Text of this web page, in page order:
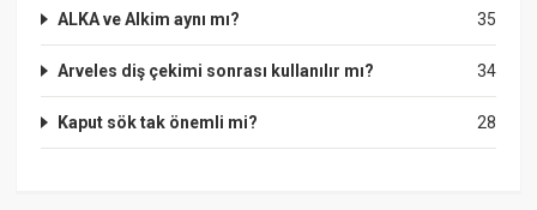
35
ALKA ve Alkim aynı mı?
34
Arveles diş çekimi sonrası kullanılır mı?
28
Kaput sök tak önemli mi?